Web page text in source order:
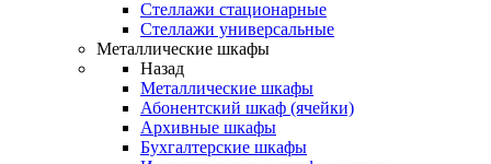
Стеллажи стационарные
Стеллажи универсальные
Металлические шкафы
Назад
Металлические шкафы
Абонентский шкаф (ячейки)
Архивные шкафы
Бухгалтерские шкафы